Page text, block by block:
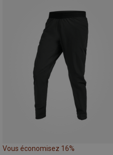
Vous économisez 16%